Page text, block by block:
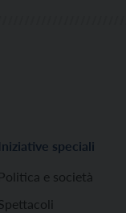
Iniziative speciali
Politica e società